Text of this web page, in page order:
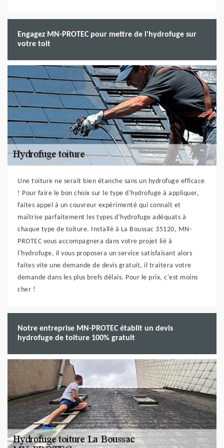
Engagez MN-PROTEC pour mettre de l'hydrofuge sur
votre toit
Une toiture ne serait bien étanche sans un hydrofuge efficace
! Pour faire le bon choix sur le type d'hydrofuge à appliquer,
faites appel à un couvreur expérimenté qui connaît et
maîtrise parfaitement les types d'hydrofuge adéquats à
chaque type de toiture. Installé à La Boussac 35120, MN-
PROTEC vous accompagnera dans votre projet lié à
l'hydrofuge, il vous proposera un service satisfaisant alors
faites vite une demande de devis gratuit, il traitera votre
demande dans les plus brefs délais. Pour le prix, c'est moins
cher !
Notre entreprise MN-PROTEC établit un devis
hydrofuge de toiture 100% gratuit